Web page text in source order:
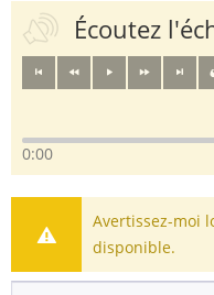
Écoutez
0:00
Avertissez-moi
disponible.